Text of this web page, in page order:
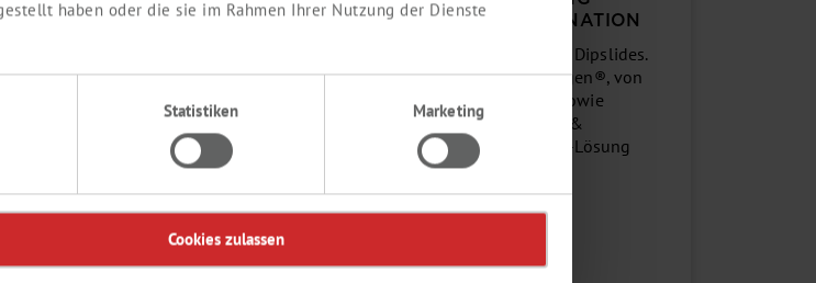
haben oder die sie im Rahmen Ihrer Nutzung der Dienste
Statistiken Marketing
Cookies zulassen
Dispenser Multipette® M4 mit
sowie die
Mehrkanal-Pipetten von
Aktionspreise auf
Vortexer und
von OHAUS und Heathrow
MIKRO­BIELLER KONTA­MINATION
: BIOSOLUTE® Dipslides.
Im Angebot: Petrifilm® von Neogen®, von
LABSOLUTE® Petrifilm-Gestell sowie
Schikanekolben, Wattestäbchen &
Abstrichtupfer, außerdem Ringer-Lösung
Tabletten von BIOSOLUTE®.
Mehr erfahren